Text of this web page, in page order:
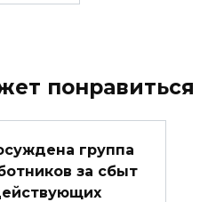
понравиться
группа
за сбыт